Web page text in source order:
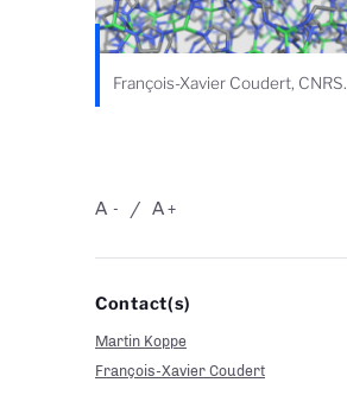
François-Xavier Coudert, CNRS.
-
A +
A
Contact(s)
Martin Koppe
François-Xavier Coudert